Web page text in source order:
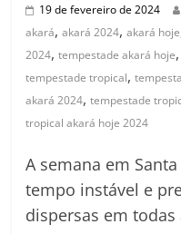
19 de fevereiro de 2024
akará,akará 2024,akará hoje
2024,tempestade akará hoje
tempestade tropical,
akará 2024,tempestade
tropical akará hoje 2024
A semana em
tempo instável e
dispersas em